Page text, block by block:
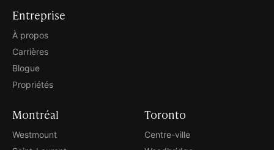
Entreprise
À propos
Carrières
Blogue
Propriétés
Montréal
Westmount
Toronto
Centre-ville